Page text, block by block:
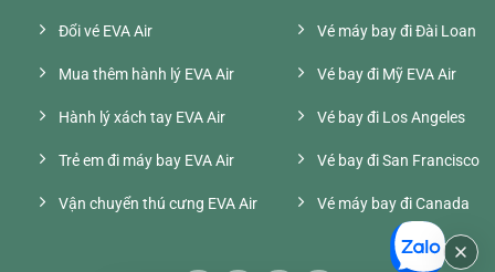
Đổi vé EVA Air
Mua thêm hành lý EVA Air
Hành lý xách tay EVA Air
Trẻ em đi máy bay EVA Air
Vận chuyển thú cưng EVA Air
Vé máy bay đi Đài Loan
Vé bay đi Mỹ EVA Air
Vé bay đi Los Angeles
Vé bay đi San Francisco
Vé máy bay đi Canada